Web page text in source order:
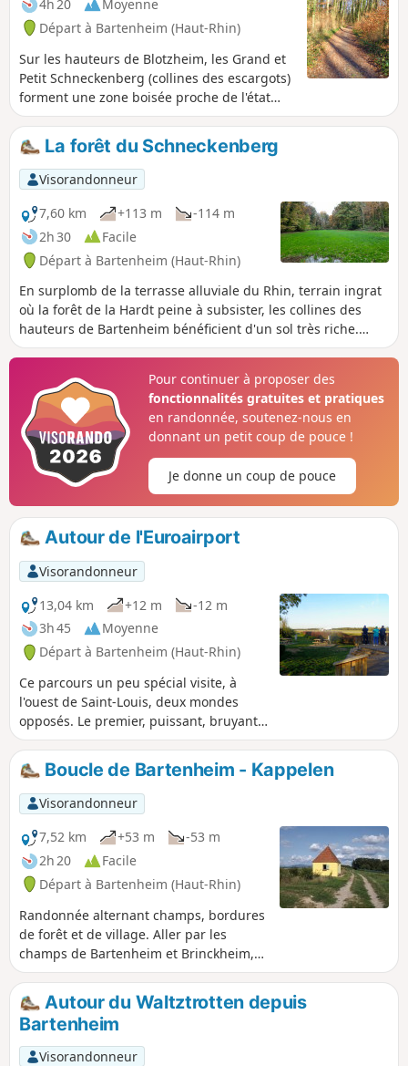
4h 20
Moyenne
Départ à Bartenheim (Haut-Rhin)
Sur les hauteurs de Blotzheim, les Grand et
Petit Schneckenberg (collines des escargots)
forment une zone boisée proche de l'état
naturel, sillonnée de ruisseaux et entourée
de champs, de bosquets et de quelques
parcelles de vignes.Une multitudes de
sentiers et chemins permettent de belles
promenades sur les collines pour profiter du
calme et de quelques points de vue sur les
massifs avoisinants, Vosges, Forêt Noire et
Jura.Deux versions sont proposées de 10 ou
13 km.
La forêt du Schneckenberg
Visorandonneur
7,60 km
+113 m
-114 m
2h 30
Facile
Départ à Bartenheim (Haut-Rhin)
En surplomb de la terrasse alluviale du Rhin, terrain ingrat
où la forêt de la Hardt peine à subsister, les collines des
hauteurs de Bartenheim bénéficient d'un sol très riche.
Installée sur ces limons fertiles, de part et d'autre de la
la plus belle forêt du Sundgau, la forêt du Schneckenberg
(voir Infos Pratiques). Courte randonnée toute en forêt ou
lisière de forêt pour les amoureux des arbres.
Pour continuer à proposer des
fonctionnalités gratuites et pratiques
en randonnée, soutenez-nous en
donnant un petit coup de pouce !
Je donne un coup de pouce
Autour de l'Euroairport
Visorandonneur
13,04 km
+12 m
-12 m
3h 45
Moyenne
Départ à Bartenheim (Haut-Rhin)
Ce parcours un peu spécial visite, à
l'ouest de Saint-Louis, deux mondes
opposés. Le premier, puissant, bruyant
proche de l'EuroAirport et des voies de
communication nord-sud, est
indispensable à l'activité économique.
Le second, fragile, paisible autour de
l'Étang du Ritty avec ses boisements et
prairies, est le corridor indispensable à
la faune entre la forêt de la Hardt au
nord et les zones humides de la Petite
Camargue à l'est. Le contraste est
étonnant.
Boucle de Bartenheim - Kappelen
Visorandonneur
7,52 km
+53 m
-53 m
2h 20
Facile
Départ à Bartenheim (Haut-Rhin)
Randonnée alternant champs, bordures
de forêt et de village. Aller par les
champs de Bartenheim et Brinckheim,
passer le petit village de Kappelen. Le
retour se fait par les champs de
Kappelen et Brinckheim puis le
HochaLoch en longeant le
Muehlgraben,
Autour du Waltztrotten depuis
Bartenheim
Visorandonneur